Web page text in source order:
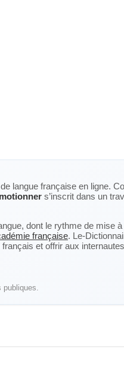
langue française en ligne.
s’inscrit dans un
dont le rythme de mise à
française. Le-
et offrir aux
publiques.